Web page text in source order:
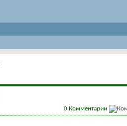
0 Комментарии